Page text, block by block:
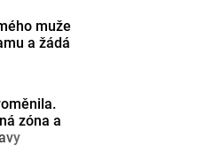
muže
a žádá
zóna a